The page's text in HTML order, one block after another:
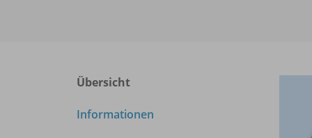
Übersicht
Informationen